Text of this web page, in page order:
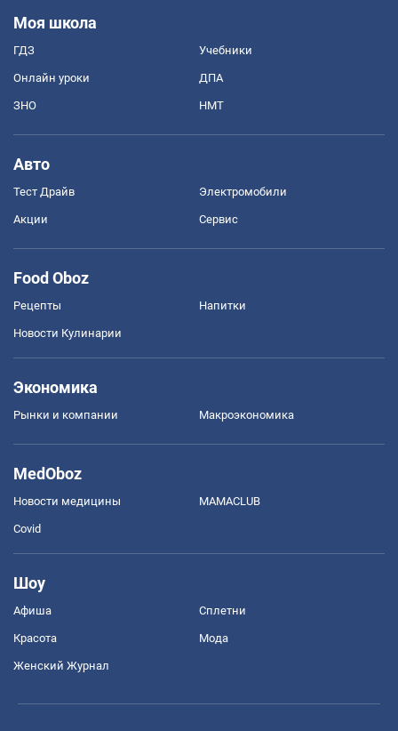
Моя школа
ГДЗ Учебники
Онлайн уроки ДПА
ЗНО НМТ
Авто
Тест Драйв Электромобили
Акции Сервис
Food Oboz
Рецепты Напитки
Новости Кулинарии
Экономика
Рынки и компании Mакроэкономика
MedOboz
Новости медицины MAMACLUB
Covid
Шоу
Афиша Сплетни
Красота Мода
Женский Журнал